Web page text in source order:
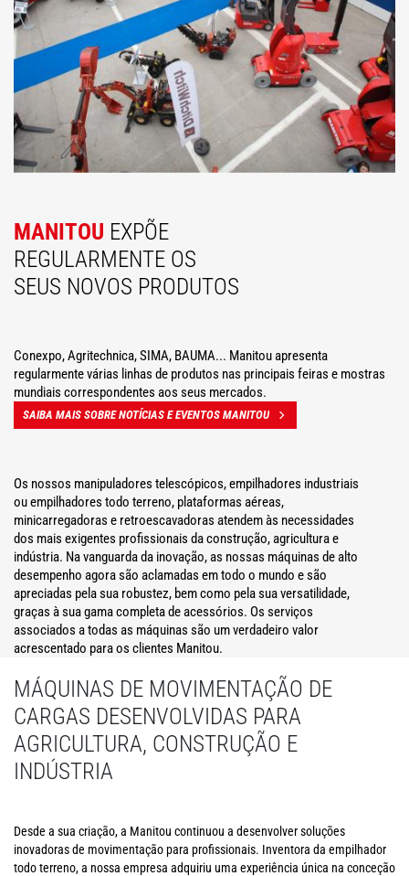
MANITOU EXPÕE
REGULARMENTE OS
SEUS NOVOS PRODUTOS
Conexpo, Agritechnica, SIMA, BAUMA... Manitou apresenta
regularmente várias linhas de produtos nas principais feiras e mostras
mundiais correspondentes aos seus mercados.
SAIBA MAIS SOBRE NOTÍCIAS E EVENTOS MANITOU
Os nossos manipuladores telescópicos, empilhadores industriais
ou empilhadores todo terreno, plataformas aéreas,
minicarregadoras e retroescavadoras atendem às necessidades
dos mais exigentes profissionais da construção, agricultura e
indústria. Na vanguarda da inovação, as nossas máquinas de alto
desempenho agora são aclamadas em todo o mundo e são
apreciadas pela sua robustez, bem como pela sua versatilidade,
graças à sua gama completa de acessórios. Os serviços
associados a todas as máquinas são um verdadeiro valor
acrescentado para os clientes Manitou.
MÁQUINAS DE MOVIMENTAÇÃO DE
CARGAS DESENVOLVIDAS PARA
AGRICULTURA, CONSTRUÇÃO E
INDÚSTRIA
Desde a sua criação, a Manitou continuou a desenvolver soluções
inovadoras de movimentação para profissionais. Inventora da empilhador
todo terreno, a nossa empresa adquiriu uma experiência única na conceção